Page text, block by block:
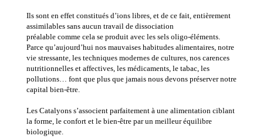
Ils sont en effet constitués d’ions libres, et de ce fait, entièrement
assimilables sans aucun travail de dissociation
préalable comme cela se produit avec les sels oligo-éléments.
Parce qu’aujourd’hui nos mauvaises habitudes alimentaires, notre
vie stressante, les techniques modernes de cultures, nos carences
nutritionnelles et affectives, les médicaments, le tabac, les
pollutions… font que plus que jamais nous devons préserver notre
capital bien-être.
Les Catalyons s’associent parfaitement à une alimentation ciblant
la forme, le confort et le bien-être par un meilleur équilibre
biologique.